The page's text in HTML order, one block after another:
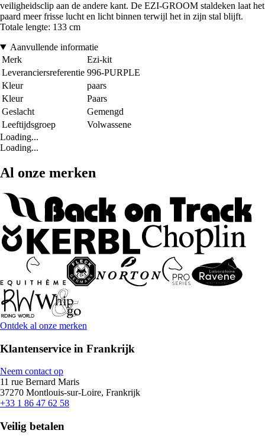
veiligheidsclip aan de andere kant. De EZI-GROOM staldeken laat het
paard meer frisse lucht en licht binnen terwijl het in zijn stal blijft.
Totale lengte: 133 cm
Aanvullende informatie
Merk
Ezi-kit
Leveranciersreferentie 996-PURPLE
Kleur
paars
Kleur
Paars
Geslacht
Gemengd
Leeftijdsgroep
Volwassene
Loading...
Loading...
Al onze merken
Ontdek al onze merken
Klantenservice in Frankrijk
Neem contact op
11 rue Bernard Maris
37270 Montlouis-sur-Loire, Frankrijk
+33 1 86 47 62 58
Veilig betalen